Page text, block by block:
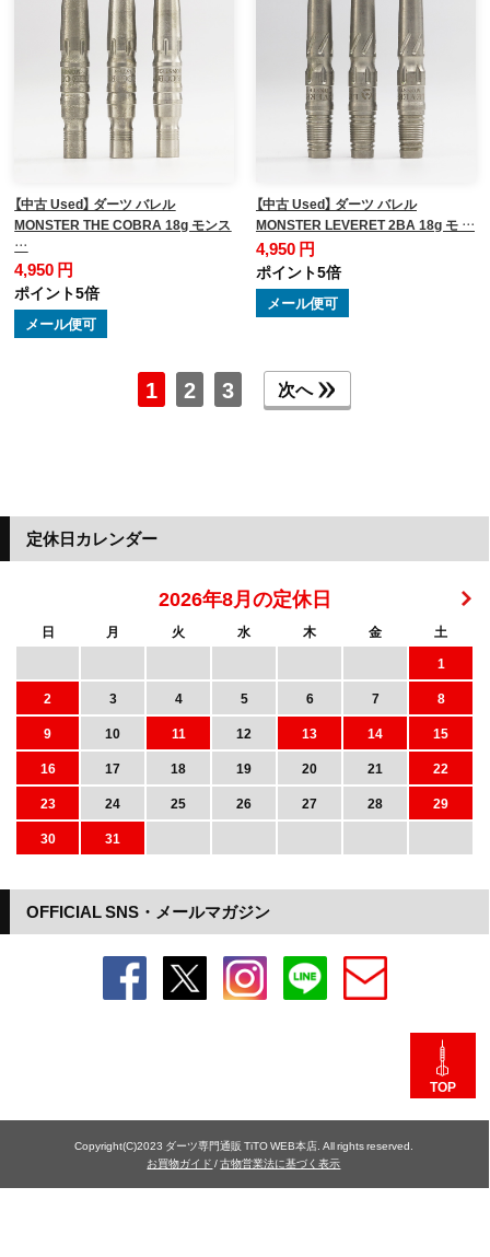
【中古 Used】 ダーツ バレル
MONSTER THE COBRA 18g モンス
…
4,950 円
ポイント5倍
メール便可
【中古 Used】 ダーツ バレル
MONSTER LEVERET 2BA 18g モ …
4,950 円
ポイント5倍
メール便可
1 2 3 次へ
OFFICIAL SNS・メールマガジン
定休日カレンダー
2026年8月の定休日
日 月 火 水 木 金
土
1
2
3 4 5 6 7
8
9
10 11 12 13 14
15
16
17 18 19 20 21
22
23
24 25 26 27 28
29
30
31
TOP
Copyright(C)2023 ダーツ専門通販 TiTO WEB本店. All rights reserved.
お買物ガイド /古物営業法に基づく表示